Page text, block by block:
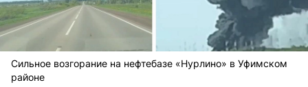
Сильное возгорание на нефтебазе «Нурлино» в Уфимском
районе